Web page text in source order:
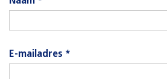
E-mailadres *